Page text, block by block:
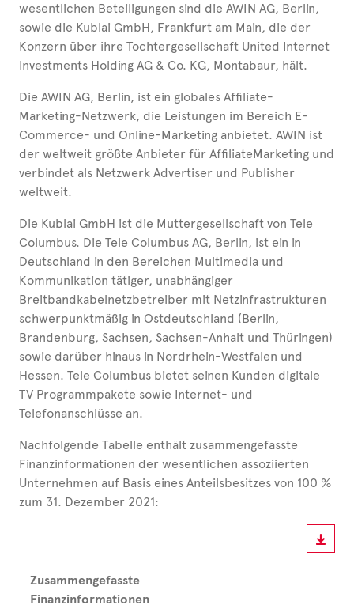
wesentlichen Beteiligungen sind die AWIN AG, Berlin,
sowie die Kublai GmbH, Frankfurt am Main, die der
Konzern über ihre Tochtergesellschaft United Internet
Investments Holding AG & Co. KG, Montabaur, hält.
Die AWIN AG, Berlin, ist ein globales Affiliate-
Marketing-Netzwerk, die Leistungen im Bereich E-
Commerce- und Online-Marketing anbietet. AWIN ist
der weltweit größte Anbieter für AffiliateMarketing und
verbindet als Netzwerk Advertiser und Publisher
weltweit.
Die Kublai GmbH ist die Muttergesellschaft von Tele
Columbus. Die Tele Columbus AG, Berlin, ist ein in
Deutschland in den Bereichen Multimedia und
Kommunikation tätiger, unabhängiger
Breitbandkabelnetzbetreiber mit Netzinfrastrukturen
schwerpunktmäßig in Ostdeutschland (Berlin,
Brandenburg, Sachsen, Sachsen-Anhalt und Thüringen)
sowie darüber hinaus in Nordrhein-Westfalen und
Hessen. Tele Columbus bietet seinen Kunden digitale
TV Programmpakete sowie Internet- und
Telefonanschlüsse an.
Nachfolgende Tabelle enthält zusammengefasste
Finanzinformationen der wesentlichen assoziierten
Unternehmen auf Basis eines Anteilsbesitzes von 100 %
zum 31. Dezember 2021:
Zusammengefasste
Finanzinformationen